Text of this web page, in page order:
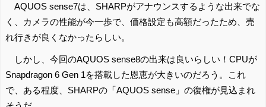
AQUOS sense7は、SHARPがアナウンスするような出来でな
く、カメラの性能が今一歩で、価格設定も高額だったため、売
れ行きが良くなかったらしい。
しかし、今回のAQUOS sense8の出来は良いらしい！CPUが
Snapdragon 6 Gen 1を搭載した恩恵が大きいのだろう。これ
で、ある程度、SHARPの「AQUOS sense」の復権が見込まれ